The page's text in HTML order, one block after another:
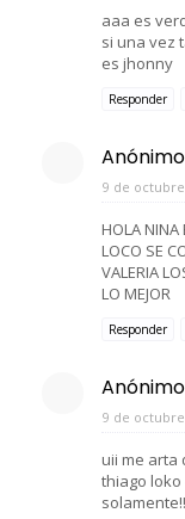
aaa es
si una vez
es jhonny
Responder
Anónimo
9 de octubre
HOLA NINA
LOCO SE
VALERIA
LO MEJOR
Responder
Anónimo
9 de octubre
uii me arta
thiago loko
solamente!!